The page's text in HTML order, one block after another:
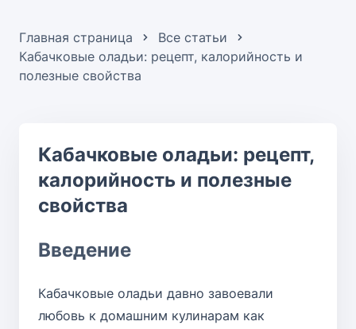
Главная страница
Все статьи
Кабачковые оладьи: рецепт, калорийность и
полезные свойства
Кабачковые оладьи: рецепт,
калорийность и полезные
свойства
Введение
Кабачковые оладьи давно завоевали
любовь к домашним кулинарам как